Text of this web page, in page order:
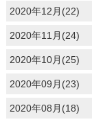
2020年12月(22)
2020年11月(24)
2020年10月(25)
2020年09月(23)
2020年08月(18)